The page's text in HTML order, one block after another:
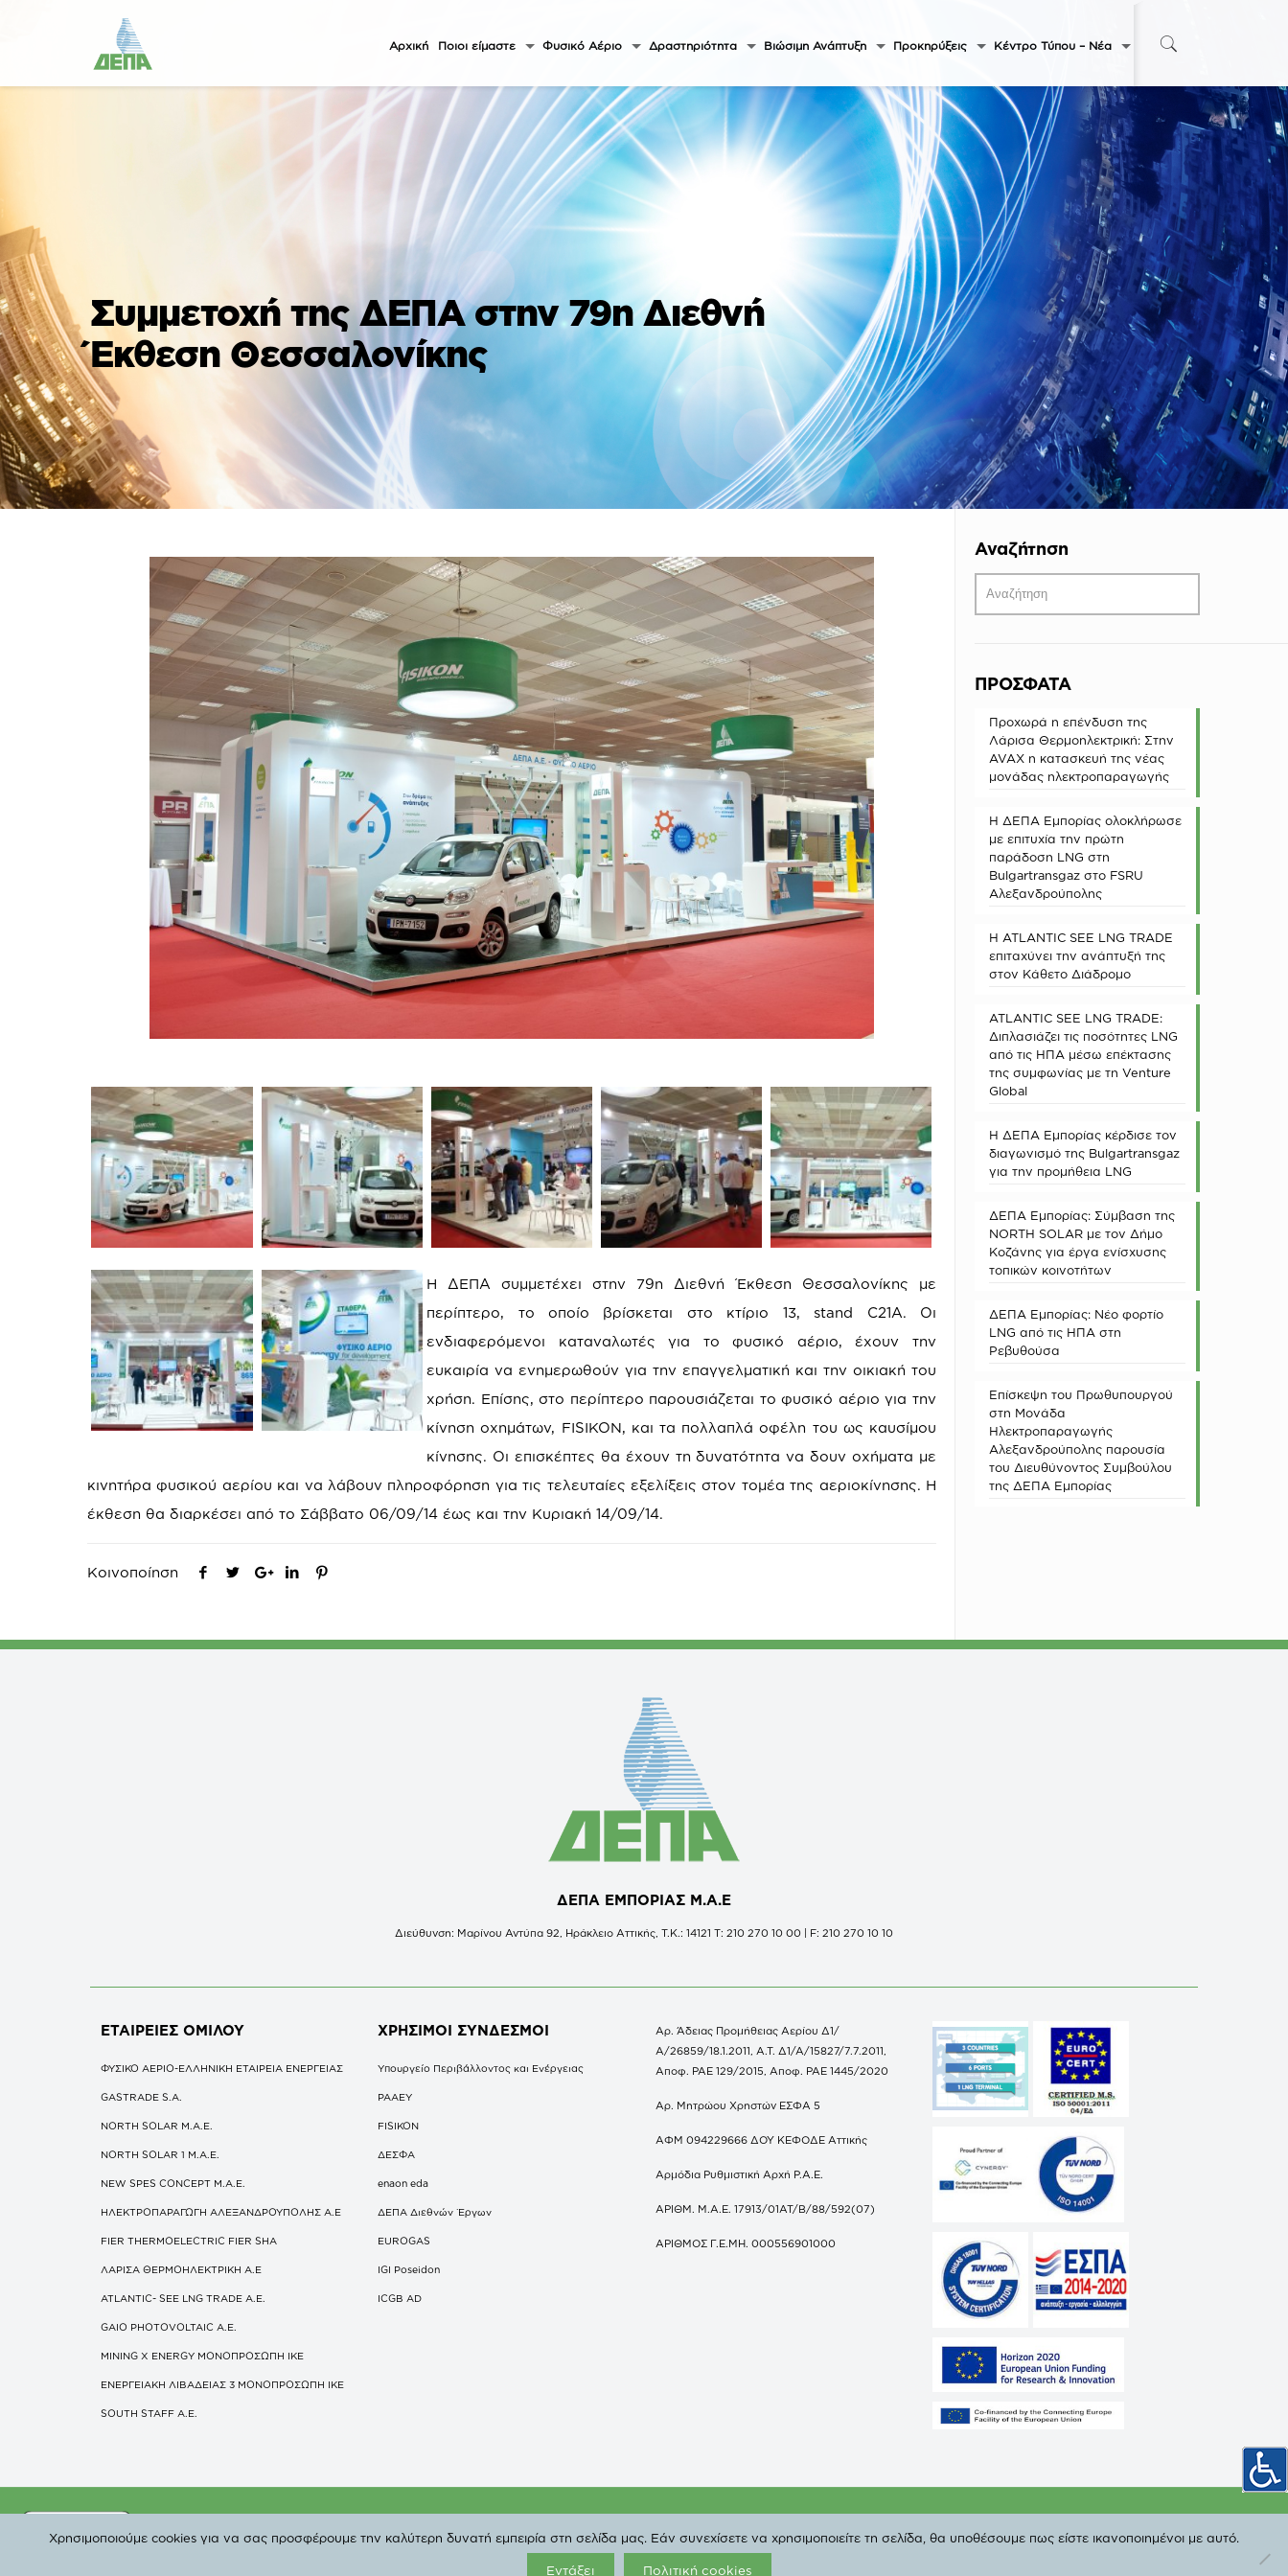
Αρχική Ποιοι είμαστε Φυσικό Αέριο Δραστηριότητα Βιώσιμη Ανάπτυξη Προκηρύξεις Κέντρο Τύπου – Νέα
Συμμετοχή της ΔΕΠΑ στην 79η Διεθνή
Έκθεση Θεσσαλονίκης
Η ΔΕΠΑ συμμετέχει στην 79η Διεθνή Έκθεση Θεσσαλονίκης με
περίπτερο, το οποίο βρίσκεται στο κτίριο 13, stand C21A. Οι
ενδιαφερόμενοι καταναλωτές για το φυσικό αέριο, έχουν την
ευκαιρία να ενημερωθούν για την επαγγελματική και την οικιακή του
χρήση. Επίσης, στο περίπτερο παρουσιάζεται το φυσικό αέριο για την
κίνηση οχημάτων, FISIKON, και τα πολλαπλά οφέλη του ως καυσίμου
κίνησης. Οι επισκέπτες θα έχουν τη δυνατότητα να δουν οχήματα με
κινητήρα φυσικού αερίου και να λάβουν πληροφόρηση για τις τελευταίες εξελίξεις στον τομέα της αεριοκίνησης. Η
έκθεση θα διαρκέσει από το Σάββατο 06/09/14 έως και την Κυριακή 14/09/14.
Κοινοποίηση
Αναζήτηση
ΠΡΟΣΦΑΤΑ
Προχωρά η επένδυση της
Λάρισα Θερμοηλεκτρική: Στην
AVAX η κατασκευή της νέας
μονάδας ηλεκτροπαραγωγής
Η ΔΕΠΑ Εμπορίας ολοκλήρωσε
με επιτυχία την πρώτη
παράδοση LNG στη
Bulgartransgaz στο FSRU
Αλεξανδρούπολης
Η ATLANTIC SEE LNG TRADE
επιταχύνει την ανάπτυξή της
στον Κάθετο Διάδρομο
ATLANTIC SEE LNG TRADE:
Διπλασιάζει τις ποσότητες LNG
από τις ΗΠΑ μέσω επέκτασης
της συμφωνίας με τη Venture
Global
Η ΔΕΠΑ Εμπορίας κέρδισε τον
διαγωνισμό της Bulgartransgaz
για την προμήθεια LNG
ΔΕΠΑ Εμπορίας: Σύμβαση της
NORTH SOLAR με τον Δήμο
Κοζάνης για έργα ενίσχυσης
τοπικών κοινοτήτων
ΔΕΠΑ Εμπορίας: Νέο φορτίο
LNG από τις ΗΠΑ στη
Ρεβυθούσα
Επίσκεψη του Πρωθυπουργού
στη Μονάδα
Ηλεκτροπαραγωγής
Αλεξανδρούπολης παρουσία
του Διευθύνοντος Συμβούλου
της ΔΕΠΑ Εμπορίας
ΔΕΠΑ ΕΜΠΟΡΙΑΣ Μ.Α.Ε
Διεύθυνση: Μαρίνου Αντύπα 92, Ηράκλειο Αττικής, Τ.Κ.: 14121 Τ: 210 270 10 00 | F: 210 270 10 10
ΕΤΑΙΡΕΙΕΣΟΜΙΛΟΥ
ΦΥΣΙΚΟ ΑΕΡΙΟ-ΕΛΛΗΝΙΚΗ ΕΤΑΙΡΕΙΑ ΕΝΕΡΓΕΙΑΣ
GASTRADE S.A.
NORTH SOLAR M.Α.Ε.
NORTH SOLAR 1 M.Α.Ε.
NEW SPES CONCEPT Μ.Α.Ε.
ΗΛΕΚΤΡΟΠΑΡΑΓΩΓΗ ΑΛΕΞΑΝΔΡΟΥΠΟΛΗΣ A.E
FIER THERMOELECTRIC FIER SHA
ΛΑΡΙΣΑ ΘΕΡΜΟΗΛΕΚΤΡΙΚΗ A.E
ATLANTIC- SEE LNG TRADE A.E.
GAIO PHOTOVOLTAIC Α.Ε.
MINING X ENERGY ΜΟΝΟΠΡΟΣΩΠΗ ΙΚΕ
ΕΝΕΡΓΕΙΑΚΗ ΛΙΒΑΔΕΙΑΣ 3 ΜΟΝΟΠΡΟΣΩΠΗ ΙΚΕ
SOUTH STAFF Α.Ε.
ΧΡΗΣΙΜΟΙ ΣΥΝΔΕΣΜΟΙ
Υπουργείο Περιβάλλοντος και Ενέργειας
ΡΑΑΕΥ
FISIKON
ΔΕΣΦΑ
enaon eda
ΔΕΠΑ Διεθνών Έργων
EUROGAS
IGI Poseidon
ICGB AD
Αρ. Άδειας Προμήθειας Αερίου Δ1/
Α/26859/18.1.2011, Α.Τ. Δ1/Α/15827/7.7.2011,
Αποφ. ΡΑΕ 129/2015, Αποφ. ΡΑΕ 1445/2020
Αρ. Μητρώου Χρηστών ΕΣΦΑ 5
ΑΦΜ 094229666 ΔΟΥ ΚΕΦΟΔΕ Αττικής
Αρμόδια Ρυθμιστική Αρχή Ρ.Α.Ε.
ΑΡΙΘΜ. Μ.Α.Ε. 17913/01ΑΤ/Β/88/592(07)
ΑΡΙΘΜΟΣ Γ.Ε.ΜΗ. 000556901000
© Copyright 2019 ΔΕΠΑ | All Rights Reserved. | Πολιτική Προστασίας Προσωπικών Δεδομένων
Χρησιμοποιούμε cookies για να σας προσφέρουμε την καλύτερη δυνατή εμπειρία στη σελίδα μας. Εάν συνεχίσετε να χρησιμοποιείτε τη σελίδα, θα υποθέσουμε πως είστε ικανοποιημένοι με αυτό.
Εντάξει Πολιτική cookies